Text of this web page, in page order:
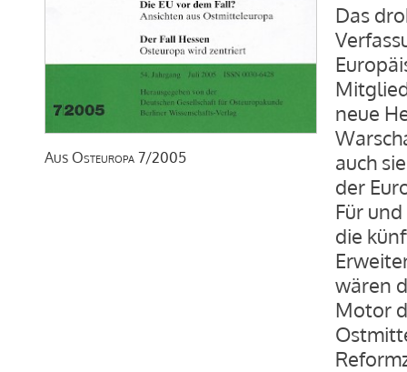
Aus Osteuropa 7/2005
Das
neue
auch
der
Für
die
wären
Motor